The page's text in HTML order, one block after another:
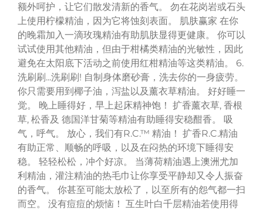
额外呵护，让它们散发清新的香气。 勿在花岗岩或石头
上使用柠檬精油，因为它将蚀刻表面。 肌肤赢家 在你
的晚霜加入一滴玫瑰精油有助肌肤显得更健康。 你可以
试试使用其他精油，但由于柑橘类精油的光敏性，因此
避免在太阳底下活动之前使用红柑精油等这类精油。 6.
洗刷刷...洗刷刷! 自制身体磨砂膏，洗去你的一身疲劳。
你只需要用到椰子油，泻盐以及薰衣草精油。 好好睡一
觉。 晚上睡得好，早上起床精神饱！ 扩香薰衣草, 香根
草, 松香及 德国洋甘菊等精油有助睡得安稳酣香。 吸
气，呼气。 放心，我们有R.C.™ 精油！ 扩香R.C.精油
有助正常、顺畅的呼吸，以及在闷热的环境下睡得安
稳。 轻轻松松，冲个好凉。 当薄荷精油遇上澳洲尤加
利精油，灌注精油的热毛巾让你享受平静却又令人振奋
的香气。 你甚至可能太放松了，以至所有的怨气都一扫
而空。 没有痘痘的烦恼！ 互生叶白千层精油若使用得